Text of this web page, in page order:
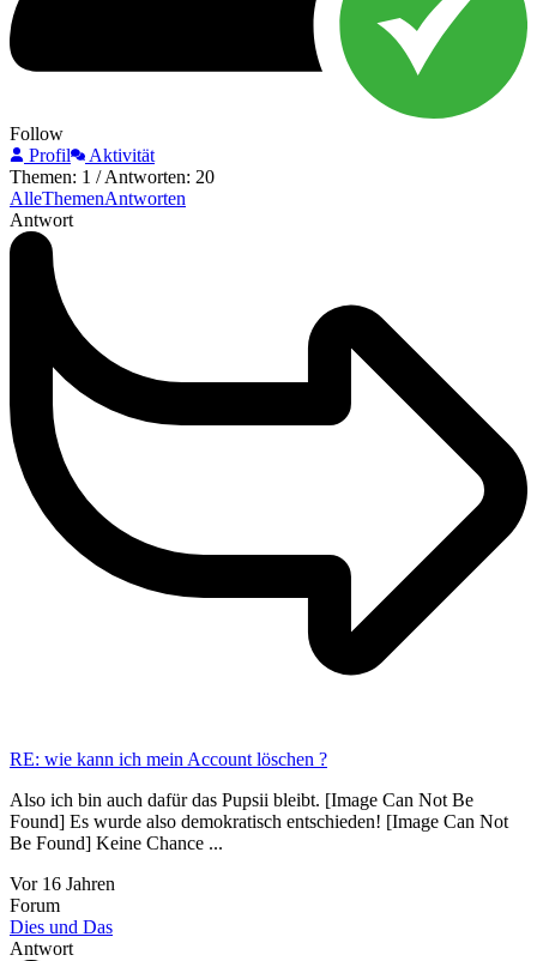
Follow
Profil
Aktivität
Themen: 1 /Antworten: 20
AlleThemenAntworten
Antwort
RE: wie kann ich mein Account löschen ?
Also ich bin auch dafür das Pupsii bleibt. [Image Can Not Be
Found] Es wurde also demokratisch entschieden! [Image Can Not
Be Found] Keine Chance ...
Vor 16 Jahren
Forum
Dies und Das
Antwort